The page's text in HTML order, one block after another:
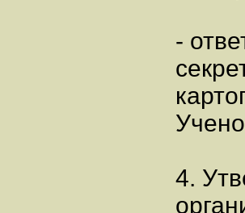
-
4.